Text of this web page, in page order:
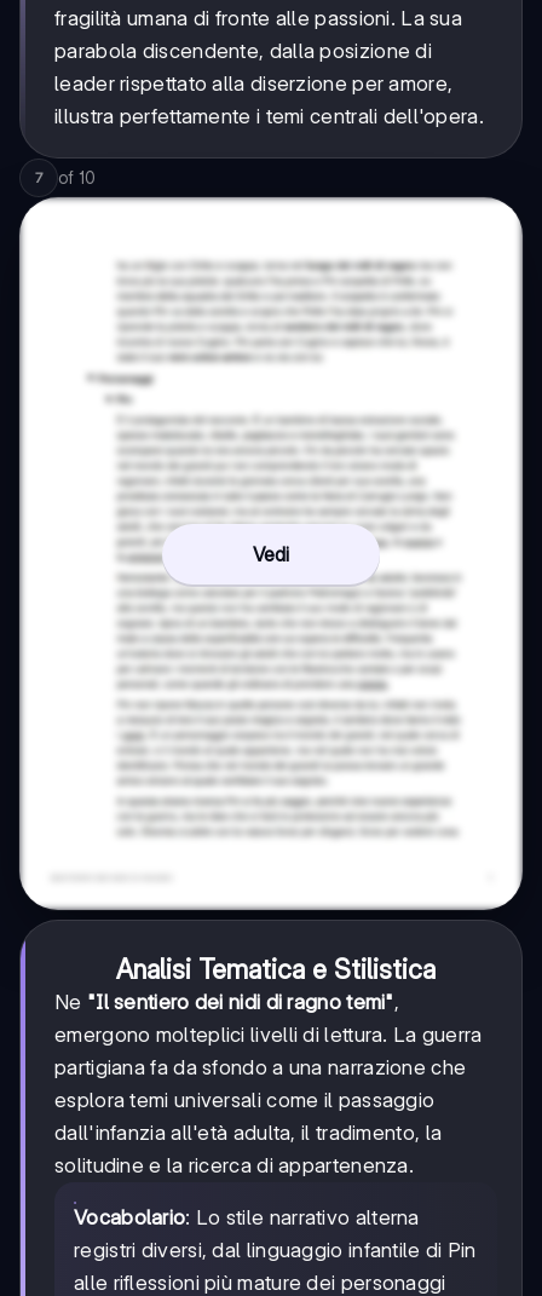
fragilità umana di fronte alle passioni. La sua
parabola discendente, dalla posizione di
leader rispettato alla diserzione per amore,
illustra perfettamente i temi centrali dell'opera.
7 of 10
Vedi
Analisi Tematica e Stilistica
Ne "Il sentiero dei nidi di ragno temi",
emergono molteplici livelli di lettura. La guerra
partigiana fa da sfondo a una narrazione che
esplora temi universali come il passaggio
dall'infanzia all'età adulta, il tradimento, la
solitudine e la ricerca di appartenenza.
Vocabolario: Lo stile narrativo alterna
registri diversi, dal linguaggio infantile di Pin
alle riflessioni più mature dei personaggi